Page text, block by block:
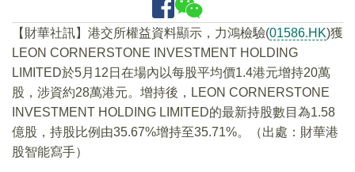
【財華社訊】港交所權益資料顯示，力鴻檢驗(01586.HK)獲
LEON CORNERSTONE INVESTMENT HOLDING
LIMITED於5月12日在場內以每股平均價1.4港元增持20萬
股，涉資約28萬港元。增持後，LEON CORNERSTONE
INVESTMENT HOLDING LIMITED的最新持股數目為1.58
億股，持股比例由35.67%增持至35.71%。（出處：財華港
股智能寫手）